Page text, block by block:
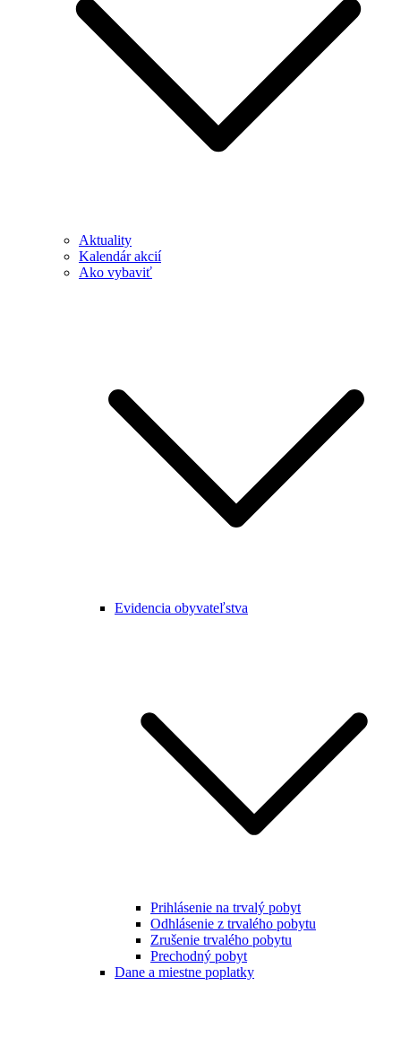
Aktuality
Kalendár akcií
Ako vybaviť
Evidencia obyvateľstva
Prihlásenie na trvalý pobyt
Odhlásenie z trvalého pobytu
Zrušenie trvalého pobytu
Prechodný pobyt
Dane a miestne poplatky